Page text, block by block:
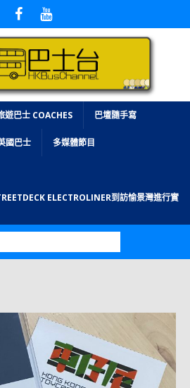
遊巴士 COACHES 巴壇隨手寫
國巴士 多媒體節目
ELECTROLINER到訪愉景灣進行實